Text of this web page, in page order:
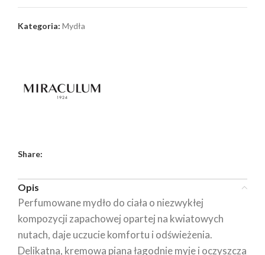
Kategoria: Mydła
Share:
Opis
Perfumowane mydło do ciała o niezwykłej
kompozycji zapachowej opartej na kwiatowych
nutach, daje uczucie komfortu i odświeżenia.
Delikatna, kremowa piana łagodnie myje i oczyszcza